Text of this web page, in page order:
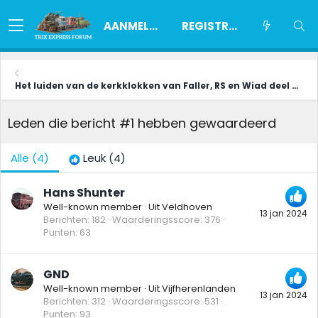
AANMELDEN REGISTREREN
Het luiden van de kerkklokken van Faller, RS en Wiad deel 3 1956-75
Leden die bericht #1 hebben gewaardeerd
Alle (4) Leuk (4)
13 jan 2024
Hans Shunter
Well-known member · UitVeldhoven
Berichten 182 Waarderingsscore 376
Punten 63
13 jan 2024
GND
Well-known member · UitVijfherenlanden
Berichten 312 Waarderingsscore 531
Punten 93